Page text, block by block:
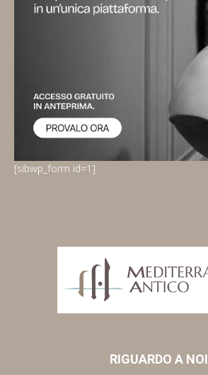
[sibwp_form id=1]
RIGUARDO A NOI